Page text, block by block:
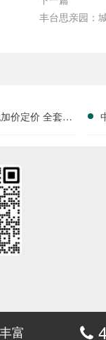
丰台思亲园：
价定价 全套刻
富